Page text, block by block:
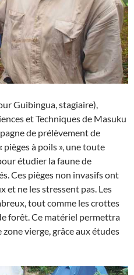
Guibingua, stagiaire),
et Techniques de Masuku
de prélèvement de
pièges à poils », une toute
étudier la faune de
Ces pièges non invasifs ont
et ne les stressent pas. Les
tout comme les crottes
forêt. Ce matériel permettra
vierge, grâce aux études